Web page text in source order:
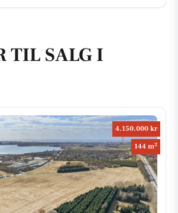
TIL SALG I
4.150.000 kr
144 m2